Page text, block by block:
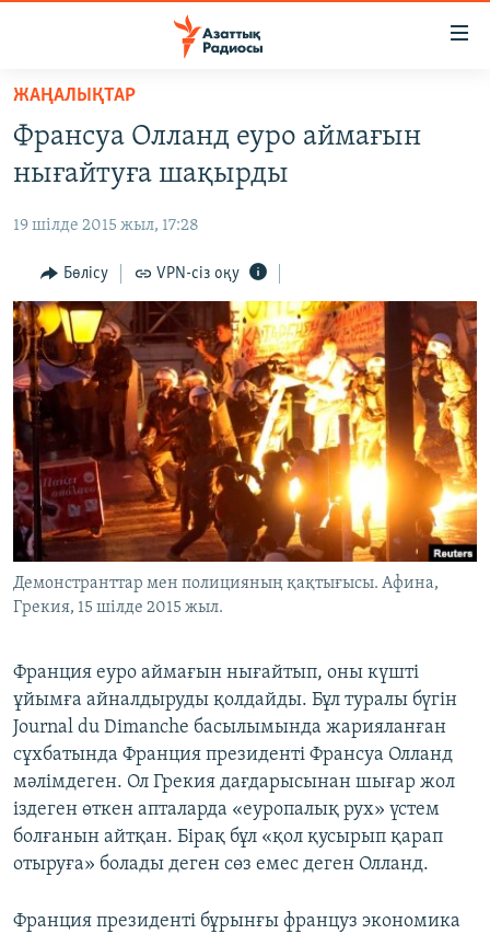
Skip
main
content
to
Navigation
Skip
to
Search
САЯСАТ
AZATTYQTV
ҚАҢТАР ОҚИҒАСЫ
АДАМ ҚҰҚЫҚТАРЫ
ӘЛЕУМЕТ
ӘЛЕМ
АРНАЙЫ ЖОБАЛАР
Русский
ЖАЗЫЛЫҢЫЗ
Басқа тілдерде
ЖАҢАЛЫҚТАР
Франсуа Олланд еуро аймағын
нығайтуға шақырды
19 шілде 2015 жыл, 17:28
Бөлісу VPN-сіз оқу
Демонстранттар мен полицияның қақтығысы. Афина,
Грекия, 15 шілде 2015 жыл.
Франция еуро аймағын нығайтып, оны күшті
ұйымға айналдыруды қолдайды. Бұл туралы бүгін
Journal du Dimanche басылымында жарияланған
сұхбатында Франция президенті Франсуа Олланд
мәлімдеген. Ол Грекия дағдарысынан шығар жол
іздеген өткен апталарда «еуропалық рух» үстем
болғанын айтқан. Бірақ бұл «қол қусырып қарап
отыруға» болады деген сөз емес деген Олланд.
Франция президенті бұрынғы француз экономика